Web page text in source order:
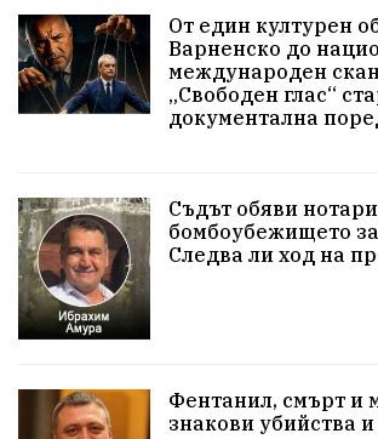
Културни и спортни събития
Безводие пожари Тенис
Училища Лична инициатива
Приют за кучета Култура и
Музика Камчия
Незаконно строителство
От един културен
Варненско до
международен
„Свободен глас“
документална
Съдът обяви
бомбоубежището
Следва ли ход на
Фентанил, смърт и
знакови убийства